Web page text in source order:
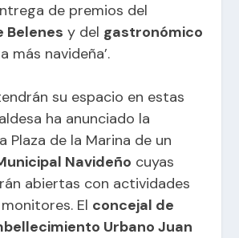
de premios del
Belenes y del gastronómico
más navideña’.
su espacio en estas
ha anunciado la
Plaza de la Marina de un
Navideño cuyas
abiertas con actividades
El concejal de
Urbano Juan